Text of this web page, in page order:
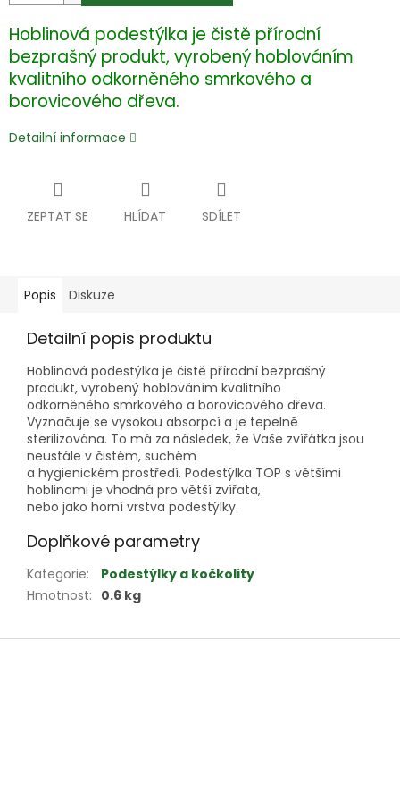
Hoblinová podestýlka je čistě přírodní
bezprašný produkt, vyrobený hoblováním
kvalitního odkorněného smrkového a
borovicového dřeva.
Detailní informace
ZEPTAT SE HLÍDAT SDÍLET
Popis Diskuze
Detailní popis produktu
Hoblinová podestýlka je čistě přírodní bezprašný
produkt, vyrobený hoblováním kvalitního
odkorněného smrkového a borovicového dřeva.
Vyznačuje se vysokou absorpcí a je tepelně
sterilizována. To má za následek, že Vaše zvířátka jsou
neustále v čistém, suchém
a hygienickém prostředí. Podestýlka TOP s většími
hoblinami je vhodná pro větší zvířata,
nebo jako horní vrstva podestýlky.
Doplňkové parametry
Kategorie:
Podestýlky a kočkolity
Hmotnost: 0.6 kg
Z